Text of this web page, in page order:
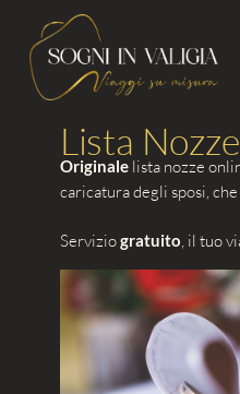
Lista
Originalelista nozze
caricatura degli sposi,
Serviziogratuito, il tuo